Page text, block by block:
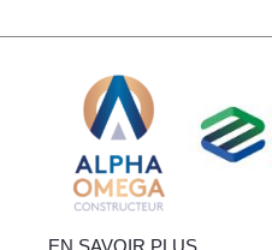
EN SAVOIR PLUS